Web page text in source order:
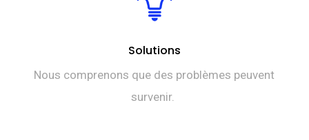
Solutions
Nous comprenons que des problèmes peuvent
survenir.